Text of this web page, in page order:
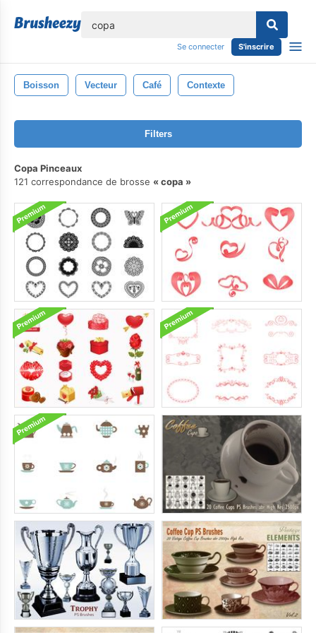
Se connecter S'inscrire
Boisson Vecteur Café Contexte
Filters
Copa Pinceaux
121 correspondance de brosse
copa